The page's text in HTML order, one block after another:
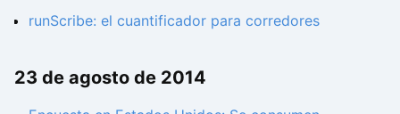
runScribe: el cuantificador para corredores
23 de agosto de 2014